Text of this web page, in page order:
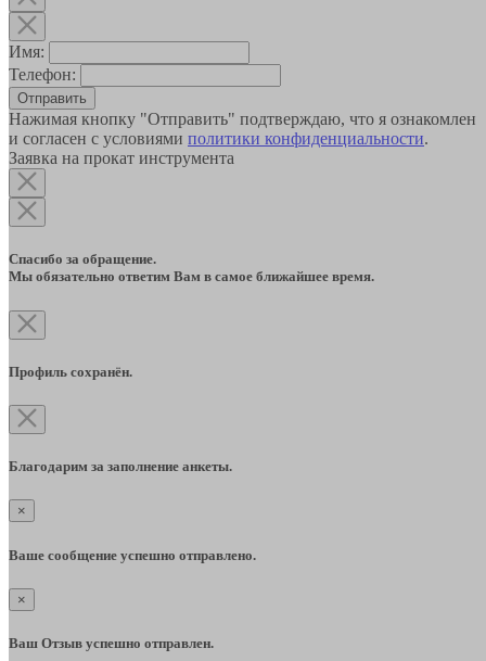
Имя:
Телефон:
Отправить
Нажимая кнопку "Отправить" подтверждаю, что я ознакомлен
и согласен с условиями политики конфиденциальности.
Заявка на прокат инструмента
Спасибо за обращение.
Мы обязательно ответим Вам в самое ближайшее время.
Профиль сохранён.
Благодарим за заполнение анкеты.
×
Ваше сообщение успешно отправлено.
×
Ваш Отзыв успешно отправлен.